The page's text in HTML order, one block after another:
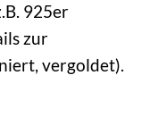
925er
zur
vergoldet).